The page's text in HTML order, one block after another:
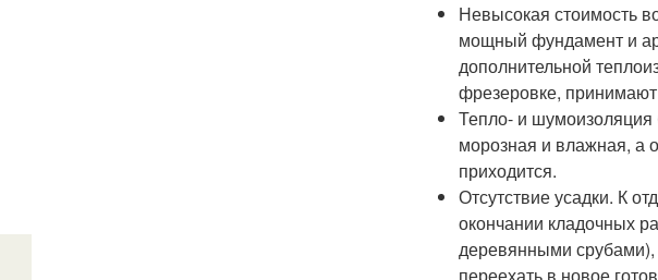
Невысокая стоимость
мощный фундамент и
дополнительной
фрезеровке,
Тепло- и шумоизоляция
морозная и влажная, а
приходится.
Отсутствие усадки. К
окончании кладочных
деревянными